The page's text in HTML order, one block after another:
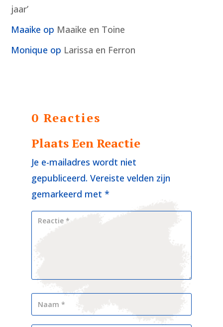
jaar’
Maaike op Maaike en Toine
Monique op Larissa en Ferron
0 Reacties
Plaats Een Reactie
Je e-mailadres wordt niet
gepubliceerd. Vereiste velden zijn
gemarkeerd met *